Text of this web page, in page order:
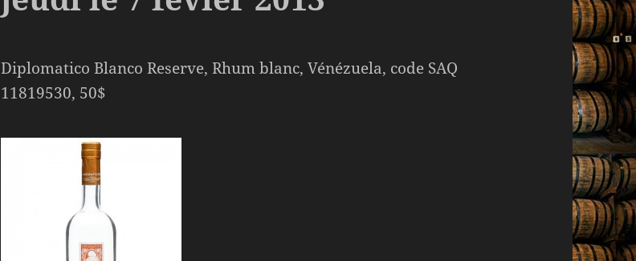
Diplomatico Blanco Reserve, Rhum blanc, Vénézuela, code SAQ
11819530, 50$